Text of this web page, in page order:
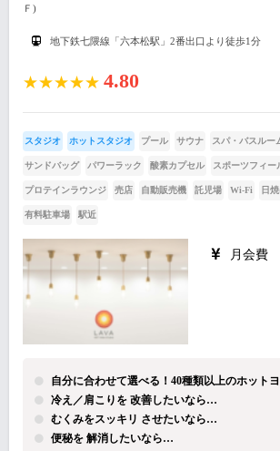
Ｆ)
地下鉄七隈線「六本松駅」2番出口より徒歩1分
★★★★★ 4.80
スタジオ ホットスタジオ プール サウナ スパ・バスルー
サンドバッグ パワーラック 酸素カプセル スポーツフィー
プロテインラウンジ 売店 自動販売機 託児場 Wi-Fi 日
有料駐車場 駅近
月会費
自分に合わせて選べる！40種類以上のホット
冷え／肩こりを 改善したいなら…
むくみをスッキリ させたいなら…
便秘を 解消したいなら…